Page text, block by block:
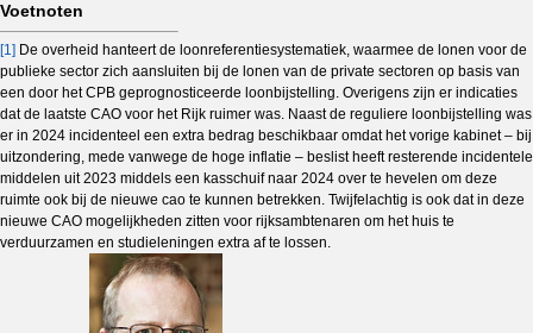
Voetnoten
[1] De overheid hanteert de loonreferentiesystematiek, waarmee de lonen voor de
publieke sector zich aansluiten bij de lonen van de private sectoren op basis van
een door het CPB geprognosticeerde loonbijstelling. Overigens zijn er indicaties
dat de laatste CAO voor het Rijk ruimer was. Naast de reguliere loonbijstelling was
er in 2024 incidenteel een extra bedrag beschikbaar omdat het vorige kabinet – bij
uitzondering, mede vanwege de hoge inflatie – beslist heeft resterende incidentele
middelen uit 2023 middels een kasschuif naar 2024 over te hevelen om deze
ruimte ook bij de nieuwe cao te kunnen betrekken. Twijfelachtig is ook dat in deze
nieuwe CAO mogelijkheden zitten voor rijksambtenaren om het huis te
verduurzamen en studieleningen extra af te lossen.